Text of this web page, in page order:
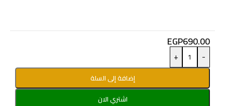
EGP690.00
-
+
إضافة إلى السلة
اشتري الان